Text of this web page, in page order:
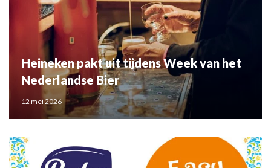
Heineken pakt uit tijdens Week van het
Nederlandse Bier
12 mei 2026